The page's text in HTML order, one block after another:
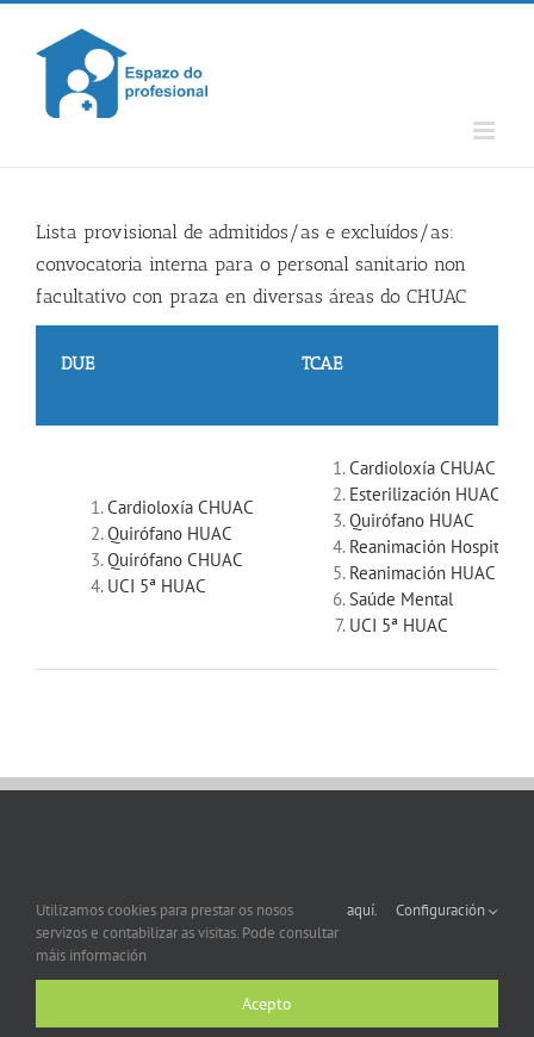
Skip
content
Lista provisional de admitidos/as e excluídos/as:
convocatoria interna para o personal sanitario non
facultativo con praza en diversas áreas do CHUAC
DUE TCAE
Cardioloxía CHUAC
Quirófano HUAC
Quirófano CHUAC
UCI 5ª HUAC
Cardioloxía CHUAC
Esterilización HUAC
Quirófano HUAC
Reanimación Hospital
Reanimación HUAC
Saúde Mental
UCI 5ª HUAC
Utilizamos cookies para prestar os nosos
servizos e contabilizar as visitas. Pode consultar
máis información
aquí. Configuración
Acepto